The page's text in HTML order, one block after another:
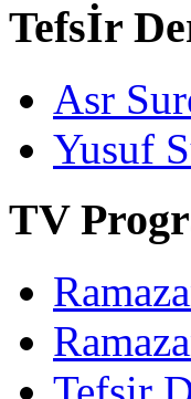
Tefsİr
Asr
Yusuf
TV